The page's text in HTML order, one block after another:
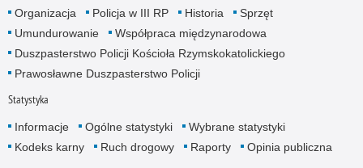
Organizacja
Policja w III RP Historia
Sprzęt
Umundurowanie
Współpraca międzynarodowa
Duszpasterstwo Policji Kościoła Rzymskokatolickiego
Prawosławne Duszpasterstwo Policji
Statystyka
Informacje Ogólne statystyki
Wybrane statystyki
Kodeks karny
Ruch drogowy Raporty Opinia publiczna